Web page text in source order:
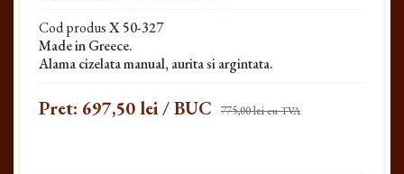
Cod produsX 50-327
Made in Greece.
Alama cizelata manual, aurita si argintata.
Pret: 697,50 lei/ BUC 775,00 leicu TVA